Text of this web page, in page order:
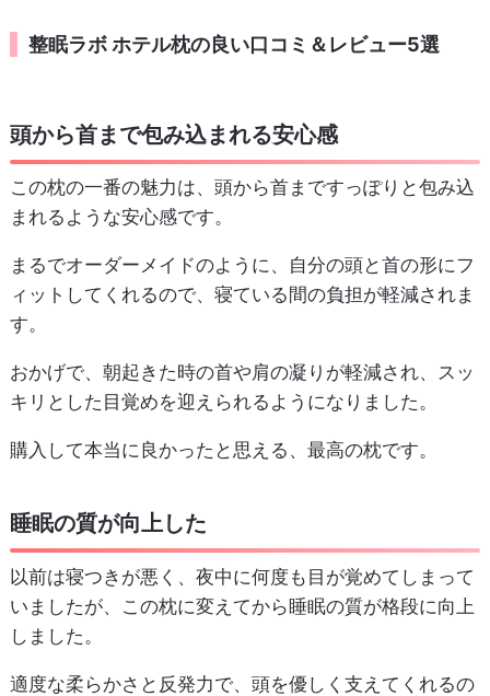
整眠ラボ ホテル枕の良い口コミ＆レビュー5選
頭から首まで包み込まれる安心感
この枕の一番の魅力は、頭から首まですっぽりと包み込
まれるような安心感です。
まるでオーダーメイドのように、自分の頭と首の形にフ
ィットしてくれるので、寝ている間の負担が軽減されま
す。
おかげで、朝起きた時の首や肩の凝りが軽減され、スッ
キリとした目覚めを迎えられるようになりました。
購入して本当に良かったと思える、最高の枕です。
睡眠の質が向上した
以前は寝つきが悪く、夜中に何度も目が覚めてしまって
いましたが、この枕に変えてから睡眠の質が格段に向上
しました。
適度な柔らかさと反発力で、頭を優しく支えてくれるの